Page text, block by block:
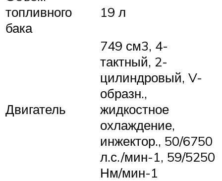
топливного
бака
19 л
Двигатель
749 см3, 4-
тактный, 2-
цилиндровый, V-
образн.,
жидкостное
охлаждение,
инжектор., 50/6750
л.с./мин-1, 59/5250
Нм/мин-1